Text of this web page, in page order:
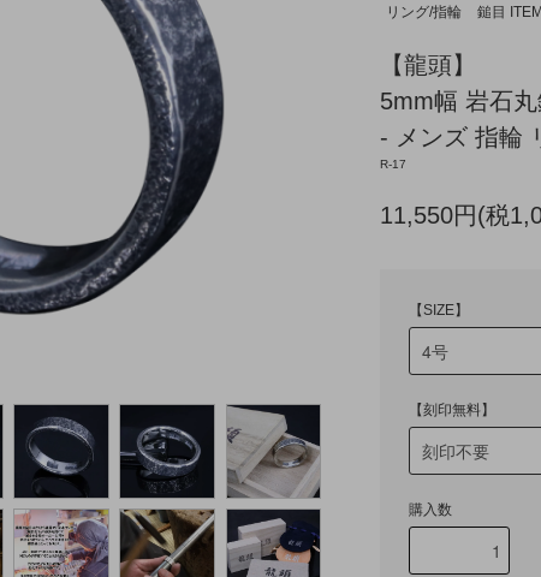
リング/指輪
鎚目
【龍頭】
5mm幅 岩石
- メンズ 指輪
R-17
11,550円(税
【SIZE】
【刻印無料】
購入数